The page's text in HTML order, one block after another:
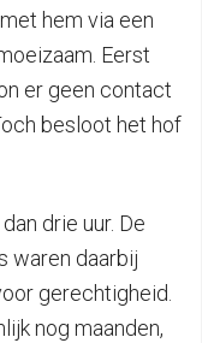
hem via een
Eerst
er geen contact
besloot het hof
drie uur. De
waren daarbij
gerechtigheid.
nog maanden,